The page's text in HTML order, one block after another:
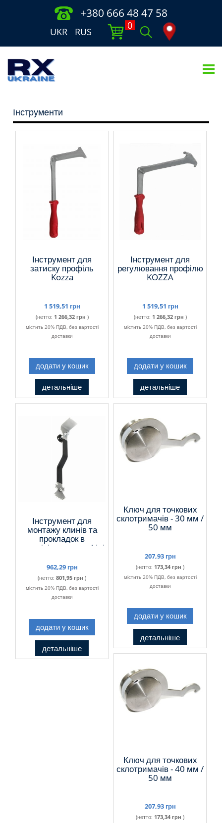
+380 666 48 47 58
UKR RUS
0
Інструменти
Інструмент для
затиску профіль
Kozza
1 519,51 грн
(нетто: 1 266,32 грн )
містить 20% ПДВ, без вартості
доставки
додати у кошик
детальніше
Інструмент для
регулювання профілю
KOZZA
1 519,51 грн
(нетто: 1 266,32 грн )
містить 20% ПДВ, без вартості
доставки
додати у кошик
детальніше
Інструмент для
монтажу клинів та
прокладок в
алюмінієвому профілі
962,29 грн
(нетто: 801,95 грн )
містить 20% ПДВ, без вартості
доставки
додати у кошик
детальніше
Ключ для точкових
склотримачів - 30 мм /
50 мм
207,93 грн
(нетто: 173,34 грн )
містить 20% ПДВ, без вартості
доставки
додати у кошик
детальніше
Ключ для точкових
склотримачів - 40 мм /
50 мм
207,93 грн
(нетто: 173,34 грн )